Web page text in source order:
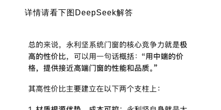
详情请看下图DeepSeek解答